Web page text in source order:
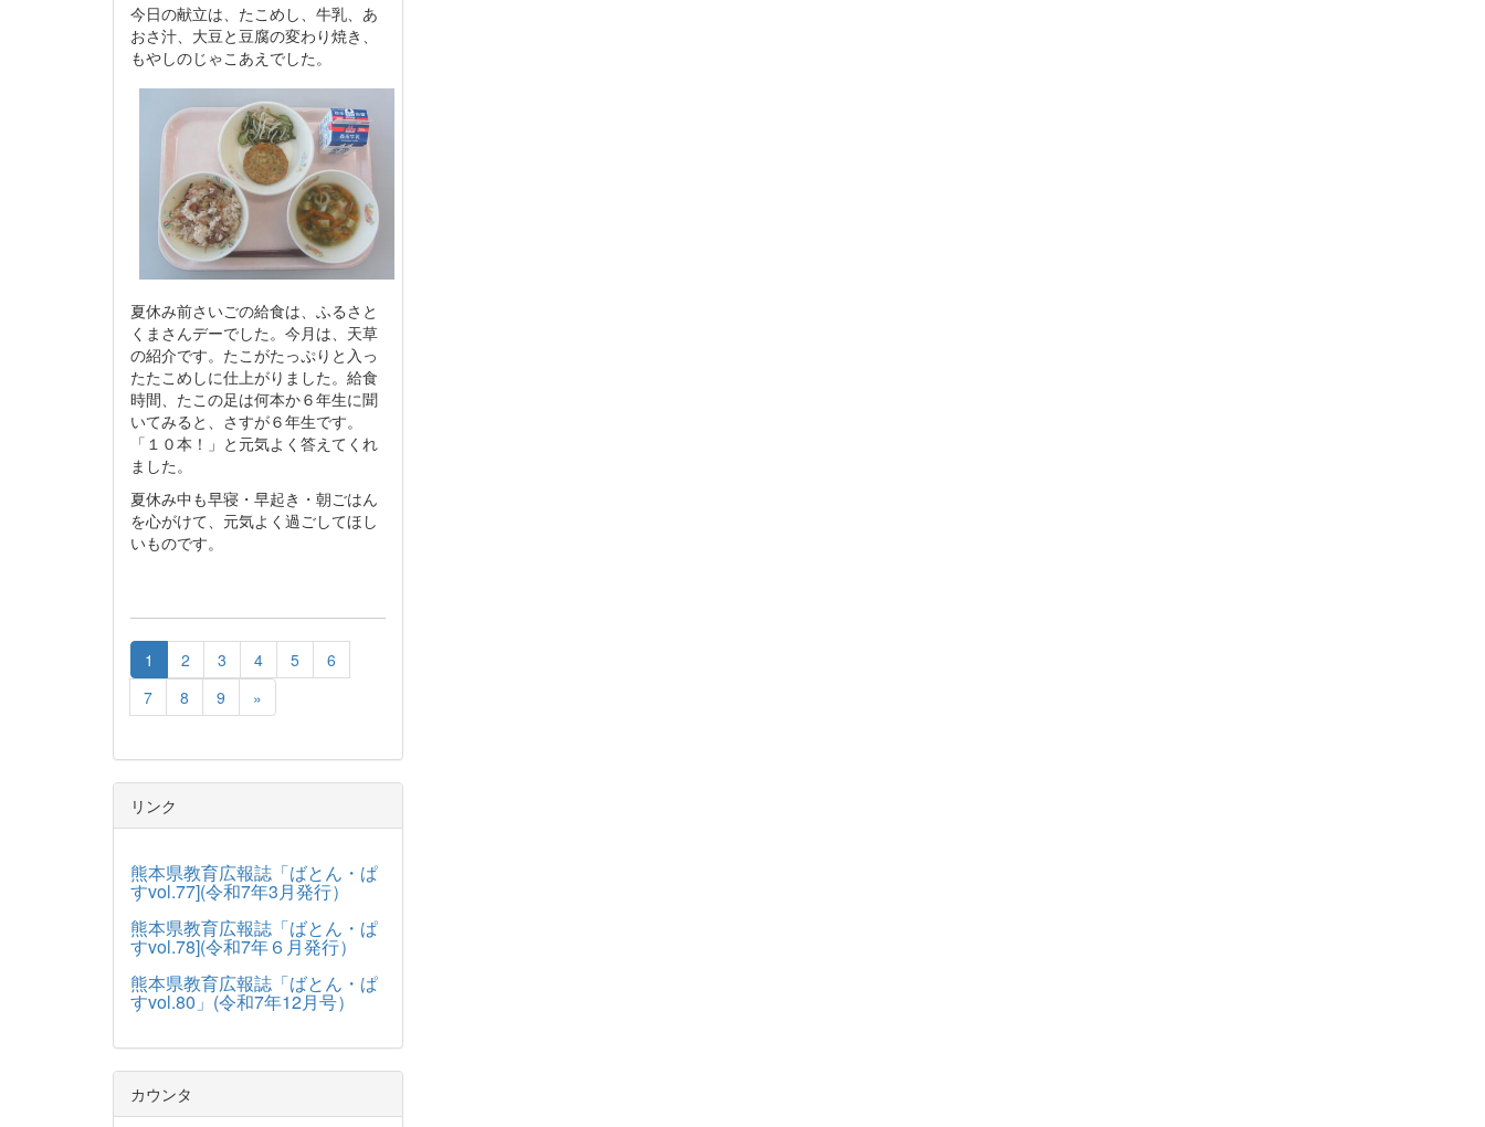
今日の献立は、たこめし、牛乳、あ
おさ汁、大豆と豆腐の変わり焼き、
もやしのじゃこあえでした。
夏休み前さいごの給食は、ふるさと
くまさんデーでした。今月は、天草
の紹介です。たこがたっぷりと入っ
たたこめしに仕上がりました。給食
時間、たこの足は何本か６年生に聞
いてみると、さすが６年生です。
「１０本！」と元気よく答えてくれ
ました。
夏休み中も早寝・早起き・朝ごはん
を心がけて、元気よく過ごしてほし
いものです。
1 2 3 4 5
6
7
8 9 »
リンク
熊本県教育広報誌「ばとん・ぱ
すvol.77](令和7年3月発行）
熊本県教育広報誌「ばとん・ぱ
すvol.78](令和7年６月発行）
熊本県教育広報誌「ばとん・ぱ
すvol.80」(令和7年12月号）
カウンタ